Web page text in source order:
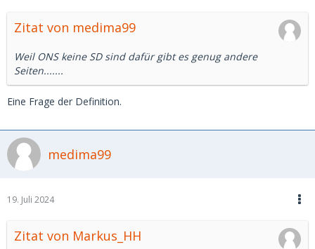
Zitat von medima99
Weil ONS keine SD sind dafür gibt es genug andere
Seiten.......
Eine Frage der Definition.
medima99
19. Juli 2024
Zitat von Markus_HH